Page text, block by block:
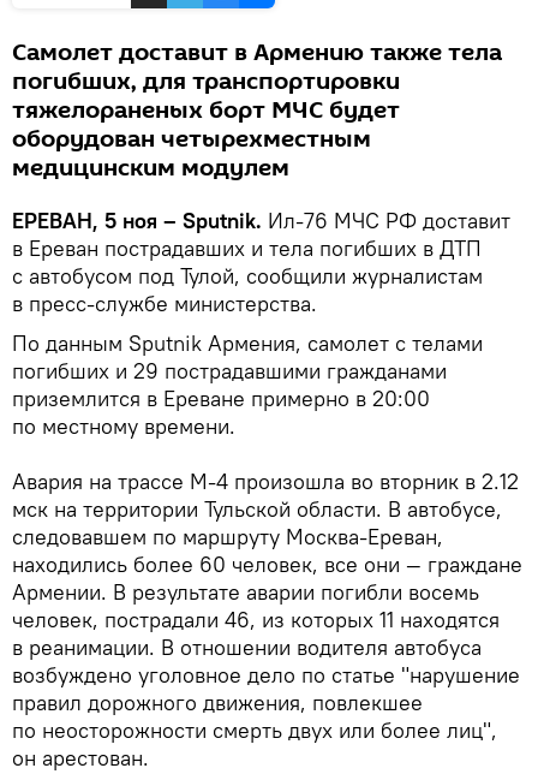
Самолет доставит в Армению также тела
погибших, для транспортировки
тяжелораненых борт МЧС будет
оборудован четырехместным
медицинским модулем
ЕРЕВАН, 5 ноя – Sputnik. Ил-76 МЧС РФ доставит
в Ереван пострадавших и тела погибших в ДТП
с автобусом под Тулой, сообщили журналистам
в пресс-службе министерства.
По данным Sputnik Армения, самолет с телами
погибших и 29 пострадавшими гражданами
приземлится в Ереване примерно в 20:00
по местному времени.
Авария на трассе М-4 произошла во вторник в 2.12
мск на территории Тульской области. В автобусе,
следовавшем по маршруту Москва-Ереван,
находились более 60 человек, все они — граждане
Армении. В результате аварии погибли восемь
человек, пострадали 46, из которых 11 находятся
в реанимации. В отношении водителя автобуса
возбуждено уголовное дело по статье "нарушение
правил дорожного движения, повлекшее
по неосторожности смерть двух или более лиц",
он арестован.